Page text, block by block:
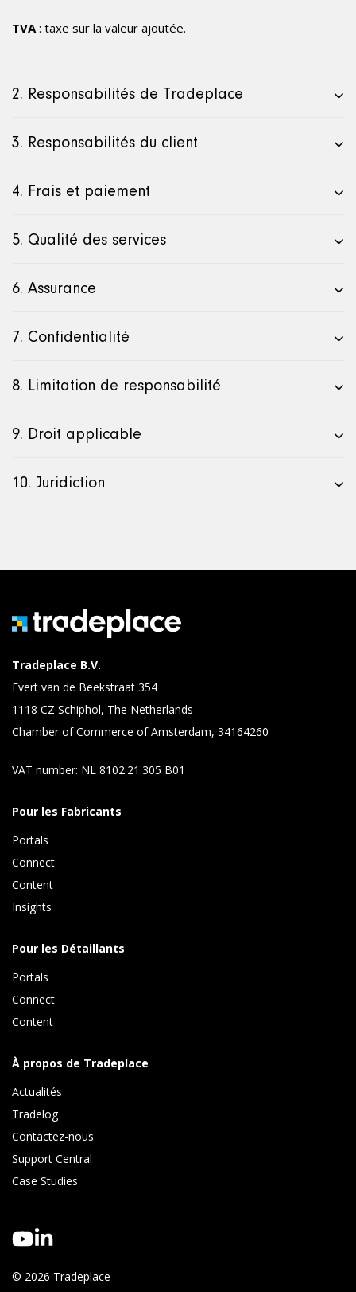
TVA: taxe sur la valeur ajoutée.
2. Responsabilités de Tradeplace
3. Responsabilités du client
4. Frais et paiement
5. Qualité des services
6. Assurance
7. Confidentialité
8. Limitation de responsabilité
9. Droit applicable
10. Juridiction
Tradeplace B.V.
Evert van de Beekstraat 354
1118 CZ Schiphol, The Netherlands
Chamber of Commerce of Amsterdam, 34164260
VAT number: NL 8102.21.305 B01
Pour les Fabricants
Portals
Connect
Content
Insights
Pour les Détaillants
Portals
Connect
Content
À propos de Tradeplace
Actualités
Tradelog
Contactez-nous
Support Central
Case Studies
© 2026 Tradeplace